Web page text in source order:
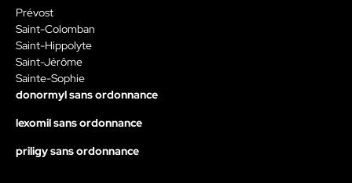
Prévost
Saint-Colomban
Saint-Hippolyte
Saint-Jérôme
Sainte-Sophie
donormyl sans ordonnance
lexomil sans ordonnance
priligy sans ordonnance